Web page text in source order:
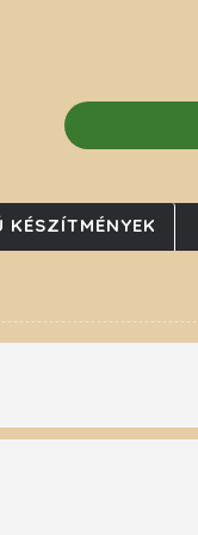
KÉSZÍTMÉNYEK